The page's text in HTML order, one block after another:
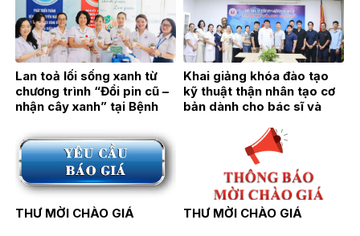
Lan toả lối sống xanh từ
chương trình “Đổi pin cũ –
nhận cây xanh” tại Bệnh
Khai giảng khóa đào tạo
kỹ thuật thận nhân tạo cơ
bản dành cho bác sĩ và
THƯ MỜI CHÀO GIÁ THƯ MỜI CHÀO GIÁ